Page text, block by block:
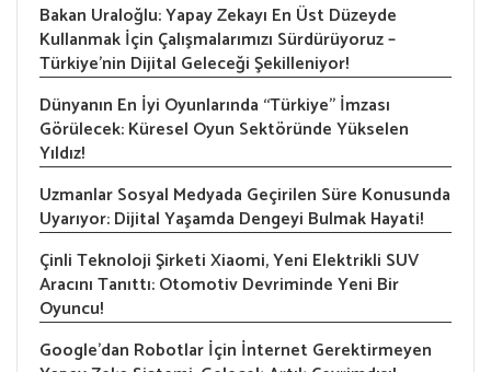
Bakan Uraloğlu: Yapay Zekayı En Üst Düzeyde
Kullanmak İçin Çalışmalarımızı Sürdürüyoruz –
Türkiye’nin Dijital Geleceği Şekilleniyor!
Dünyanın En İyi Oyunlarında “Türkiye” İmzası
Görülecek: Küresel Oyun Sektöründe Yükselen
Yıldız!
Uzmanlar Sosyal Medyada Geçirilen Süre Konusunda
Uyarıyor: Dijital Yaşamda Dengeyi Bulmak Hayati!
Çinli Teknoloji Şirketi Xiaomi, Yeni Elektrikli SUV
Aracını Tanıttı: Otomotiv Devriminde Yeni Bir
Oyuncu!
Google’dan Robotlar İçin İnternet Gerektirmeyen